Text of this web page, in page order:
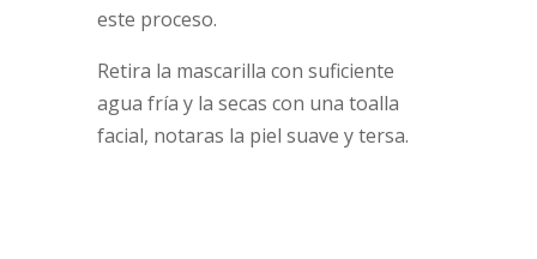
este proceso.
Retira la mascarilla con suficiente
agua fría y la secas con una toalla
facial, notaras la piel suave y tersa.